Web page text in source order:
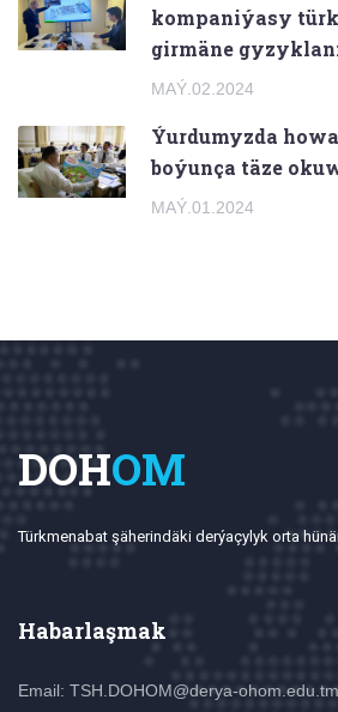
kompaniýasy
girmäne
MAÝ.02.2024
Ýurdumyzda
boýunça täze
MAÝ.01.2024
DOHOM
Türkmenabat şäherindäki derýaçylyk orta
Habarlaşmak
Email: TSH.DOHOM@derya-ohom.edu.tm